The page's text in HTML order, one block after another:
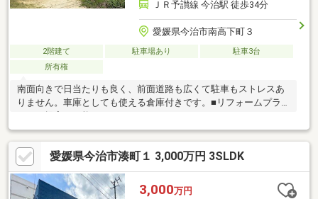
ＪＲ予讃線 今治駅 徒歩34分
愛媛県今治市南高下町３
2階建て 駐車場あり
駐車3台
所有権
南面向きで日当たりも良く、前面道路も広くて駐車もストレスあ
りません。車庫としても使える倉庫付きです。■リフォームプラ
愛媛県今治市湊町１ 3,000万円 3SLDK
3,000万円